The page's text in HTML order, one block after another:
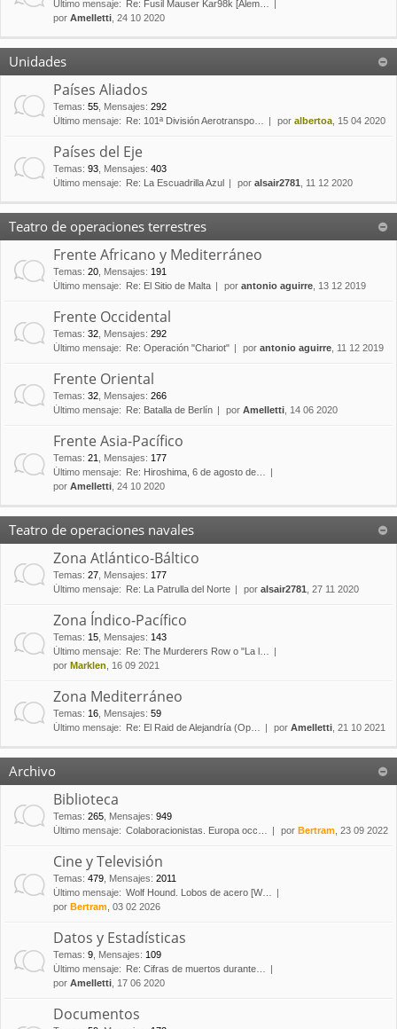
Último mensaje:
Re: Fusil Mauser Kar98k [Alem…
por Amelletti , 24 10 2020
Unidades
Países Aliados
Temas: 55 Mensajes: 292
Último mensaje:
Re: 101ª División Aerotranspo… por albertoa , 15 04 2020
Países del Eje
Temas: 93 Mensajes: 403
Último mensaje:
Re: La Escuadrilla Azul por alsair2781 , 11 12 2020
Teatro de operaciones terrestres
Frente Africano y Mediterráneo
Temas: 20 Mensajes: 191
Último mensaje:
Re: El Sitio de Malta por antonio aguirre , 13 12 2019
Frente Occidental
Temas: 32 Mensajes: 292
Último mensaje:
Re: Operación "Chariot" por antonio aguirre , 11 12 2019
Frente Oriental
Temas: 32 Mensajes: 266
Último mensaje:
Re: Batalla de Berlín por Amelletti , 14 06 2020
Frente Asia-Pacífico
Temas: 21 Mensajes: 177
Último mensaje:
Re: Hiroshima, 6 de agosto de…
por Amelletti , 24 10 2020
Teatro de operaciones navales
Zona Atlántico-Báltico
Temas: 27 Mensajes: 177
Último mensaje:
Re: La Patrulla del Norte por alsair2781 , 27 11 2020
Zona Índico-Pacífico
Temas: 15 Mensajes: 143
Último mensaje:
Re: The Murderers Row o "La l…
por Marklen , 16 09 2021
Zona Mediterráneo
Temas: 16 Mensajes: 59
Último mensaje:
Re: El Raid de Alejandría (Op… por Amelletti , 21 10 2021
Archivo
Biblioteca
Temas: 265 Mensajes: 949
Último mensaje: Colaboracionistas. Europa occ… por Bertram , 23 09 2022
Cine y Televisión
Temas: 479 Mensajes: 2011
Último mensaje: Wolf Hound. Lobos de acero [W…
por Bertram , 03 02 2026
Datos y Estadísticas
Temas: 9 Mensajes: 109
Último mensaje:
Re: Cifras de muertos durante…
por Amelletti , 17 06 2020
Documentos